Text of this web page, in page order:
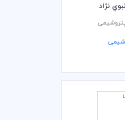
نژاد
شیمی